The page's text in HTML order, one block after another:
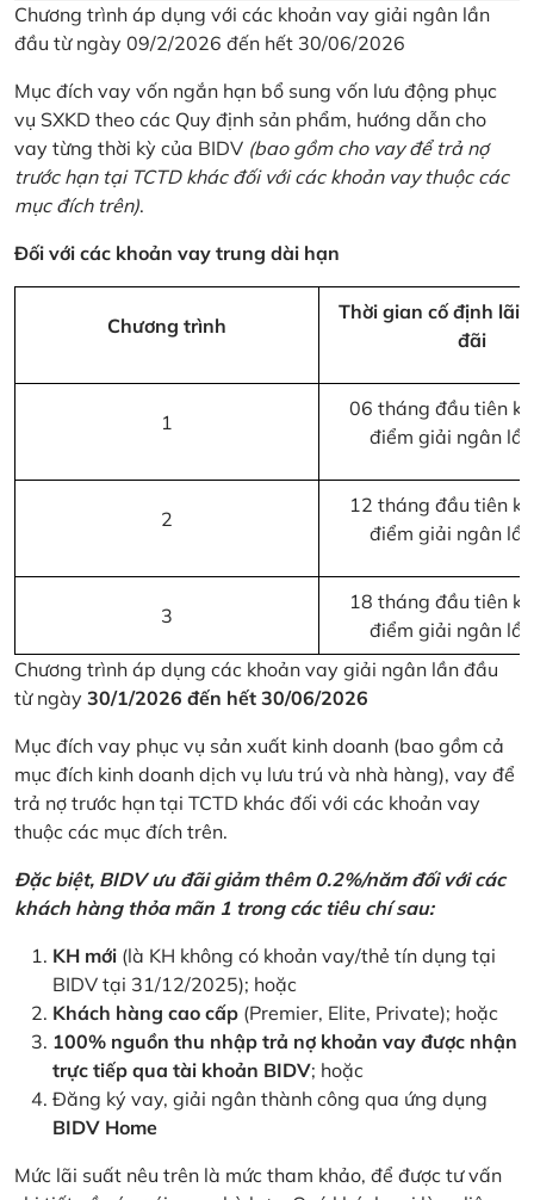
Chương trình áp dụng với các khoản vay giải ngân lần
đầu từ ngày 09/2/2026 đến hết 30/06/2026
Mục đích vay vốn ngắn hạn bổ sung vốn lưu động phục
vụ SXKD theo các Quy định sản phẩm, hướng dẫn cho
vay từng thời kỳ của BIDV (bao gồm cho vay để trả nợ
trước hạn tại TCTD khác đối với các khoản vay thuộc các
mục đích trên).
Đối với các khoản vay trung dài hạn
Chương trình
Thời gian cố định lãi
đãi
1
06 tháng đầu tiên
điểm giải ngân
2
12 tháng đầu tiên
điểm giải ngân
3
18 tháng đầu tiên
điểm giải ngân
Chương trình áp dụng các khoản vay giải ngân lần đầu
từ ngày 30/1/2026 đến hết 30/06/2026
Mục đích vay phục vụ sản xuất kinh doanh (bao gồm cả
mục đích kinh doanh dịch vụ lưu trú và nhà hàng), vay để
trả nợ trước hạn tại TCTD khác đối với các khoản vay
thuộc các mục đích trên.
Đặc biệt, BIDV ưu đãi giảm thêm 0.2%/năm đối với các
khách hàng thỏa mãn 1 trong các tiêu chí sau:
KH mới (là KH không có khoản vay/thẻ tín dụng tại
BIDV tại 31/12/2025); hoặc
Khách hàng cao cấp (Premier, Elite, Private); hoặc
100% nguồn thu nhập trả nợ khoản vay được nhận
trực tiếp qua tài khoản BIDV; hoặc
Đăng ký vay, giải ngân thành công qua ứng dụng
BIDV Home
Mức lãi suất nêu trên là mức tham khảo, để được tư vấn